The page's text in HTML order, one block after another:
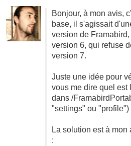
Bonjour, à mon avis,
base, il s'agissait
version de
version 6, qui refuse
version 7.
Juste une idée pour
vous me dire quel est
dans /
"settings" ou "profile")
La solution est à
: